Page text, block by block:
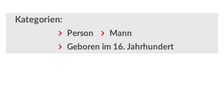
Kategorien:
Person
Mann
Geboren im 16. Jahrhundert